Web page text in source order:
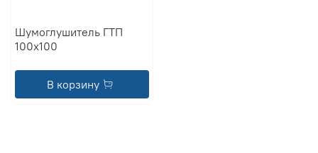
Шумоглушитель ГТП
100x100
В корзину